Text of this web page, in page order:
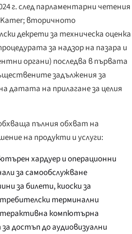
г. след парламентарни четения
Kamer; вторичното
декрети за техническа оценка
за надзор на пазара и
органи) последва в първата
задължения за
датата на прилагане за целия
пълния обхват на
на продукти и услуги:
хардуер и операционни
за самообслужване
за билети, киоски за
терминални
компютърна
достъп до аудиовизуални